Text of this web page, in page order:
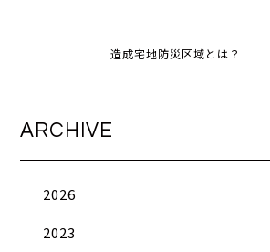
造成宅地防災区域とは？
ARCHIVE
2026
2023